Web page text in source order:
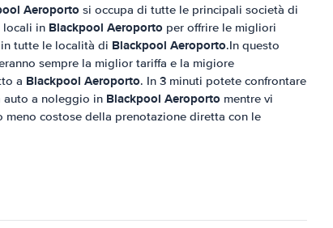
Aeroporto si occupa di tutte le principali società di
locali in Blackpool Aeroporto per offrire le migliori
tutte le località di Blackpool Aeroporto.In questo
sempre la miglior tariffa e la migiore
a Blackpool Aeroporto. In 3 minuti potete confrontare
auto a noleggio in Blackpool Aeroporto mentre vi
costose della prenotazione diretta con le